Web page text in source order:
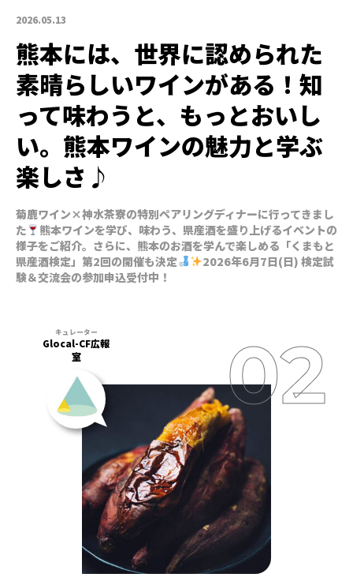
2026.05.13
熊本には、世界に認められた
素晴らしいワインがある！知
って味わうと、もっとおいし
い。熊本ワインの魅力と学ぶ
楽しさ♪
菊鹿ワイン×神水茶寮の特別ペアリングディナーに行ってきまし
た
熊本ワインを学び、味わう、県産酒を盛り上げるイベントの
様子をご紹介。さらに、熊本のお酒を学んで楽しめる「くまもと
県産酒検定」第2回の開催も決定
2026年6月7日(日) 検定試
験＆交流会の参加申込受付中！
Glocal-CF広報
室